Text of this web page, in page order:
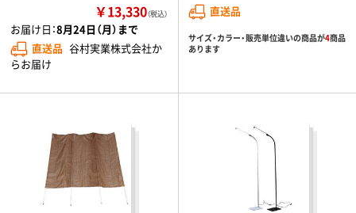
￥13,330（税込）
お届け日：8月24日（月）まで
直送品 谷村実業株式会社か
らお届け
直送品
サイズ・カラー・販売単位違いの商品が4商品
あります